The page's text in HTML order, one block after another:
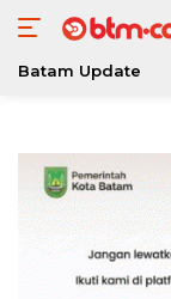
konten
Batam Update